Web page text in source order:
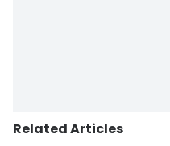
Related Articles